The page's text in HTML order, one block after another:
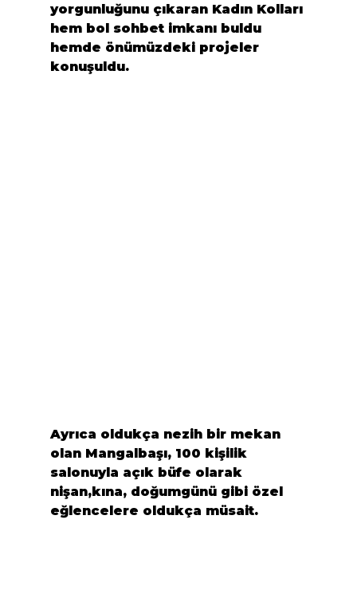
yorgunluğunu çıkaran Kadın Kolları
hem bol sohbet imkanı buldu
hemde önümüzdeki projeler
konuşuldu.
Ayrıca oldukça nezih bir mekan
olan Mangalbaşı, 100 kişilik
salonuyla açık büfe olarak
nişan,kına, doğumgünü gibi özel
eğlencelere oldukça müsait.